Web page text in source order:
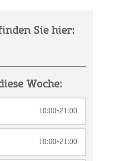
Sie hier:
Woche:
10:00-21:00
10:00-21:00